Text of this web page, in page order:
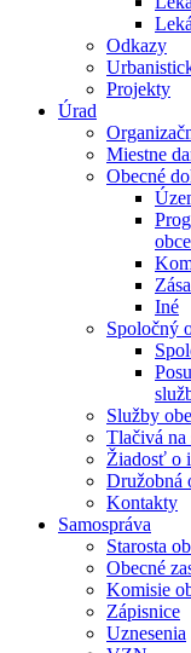
Odkazy
Projekty
Úrad
Miestne
Obecné
Iné
Spoločný
Služby
Tlačivá na
Žiadosť o
Družobná
Kontakty
Samospráva
Starosta
Obecné
Komisie
Zápisnice
Uznesenia